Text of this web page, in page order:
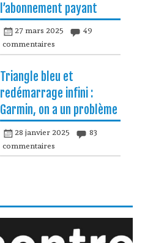
l’abonnement payant
27 mars 2025
49
commentaires
Triangle bleu et
redémarrage infini :
Garmin, on a un problème
28 janvier 2025
83
commentaires